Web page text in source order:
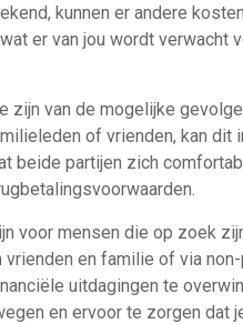
kunnen er andere
er van jou wordt verwacht
zijn van de mogelijke
of vrienden, kan dit
beide partijen zich
voor mensen die op zoek
vrienden en familie of via
uitdagingen te
en ervoor te zorgen dat